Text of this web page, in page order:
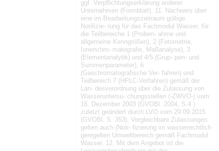
ggf. Verpflichtungserklärung anderer
Unternehmen (Formblatt). 11. Nachweis über
eine im Bearbeitungszeitraum gültige
Notifizie- rung für das Fachmodul Wasser, für
die Teilbereiche 1 (Proben- ahme und
allgemeine Kenngrößen), 2 (Fotometrie,
Ionenchro- matografie, Maßanalyse), 3
(Elementanalytik) und 4/5 (Grup- pen- und
Summenparameter), 6
(Gaschromatografische Ver- fahren) und
Teilbereich 7 (HPLC-Verfahren) gemäß der
Lan- desverordnung über die Zulassung von
Wasseruntersu- chungsstellen (-ZWVO-) vom
16. Dezember 2003 (GVOBl. 2004, S.4 )
zuletzt geändert durch LVO vom 29.09.2015
(GVOBl. S. 353). Vergleichbare Zulassungen
gelten auch (Noti- fizierung im wasserrechtlich
geregelten Umweltbereich gemäß Fachmodul
Wasser. 12. Mit dem Angebot ist die